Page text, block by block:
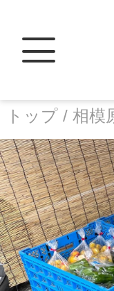
トップ / 相模